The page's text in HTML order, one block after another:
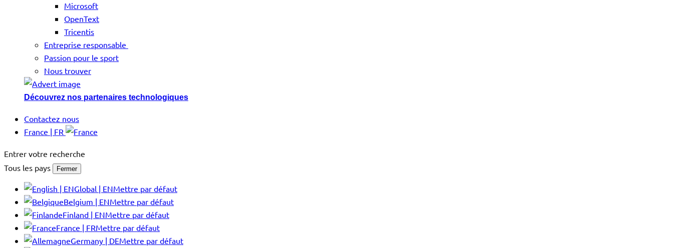
Microsoft
OpenText
Tricentis
Entreprise responsable
Passion pour le sport
Nous trouver
Découvrez nos partenaires technologiques
Contactez nous
France | FR
Entrer votre recherche
Tous les pays
Fermer
Global | ENMettre par défaut
Belgium | ENMettre par défaut
Finland | ENMettre par défaut
France | FRMettre par défaut
Germany | DEMettre par défaut